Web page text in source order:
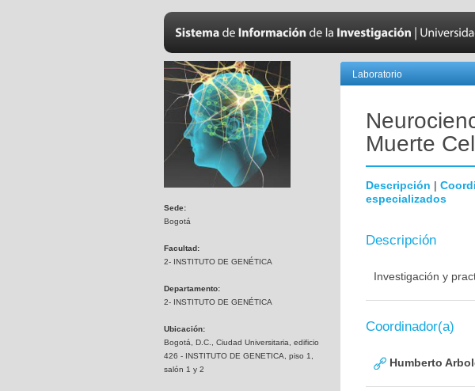
Sede:
Bogotá
Facultad:
2- INSTITUTO DE GENÉTICA
Departamento:
2- INSTITUTO DE GENÉTICA
Ubicación:
Bogotá, D.C., Ciudad Universitaria, edificio
426 - INSTITUTO DE GENETICA, piso 1,
salón 1 y 2
Laboratorio
Muerte
Descripción |
especializados
Descripción
Investigación y
Coordinador(a)
Humberto